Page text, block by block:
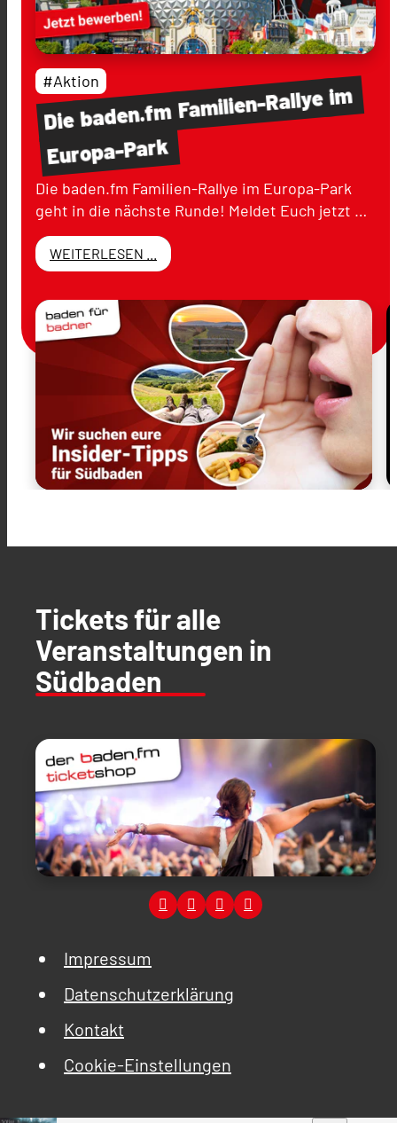
Diebaden.fmFamilien-Rallyeim
Europa-Park
#Aktion
Die baden.fm Familien-Rallye im Europa-Park
geht in die nächste Runde! Meldet Euch jetzt …
WEITERLESEN ...
Tickets für alle
Veranstaltungen in
Südbaden
Impressum
Datenschutzerklärung
Kontakt
Cookie-Einstellungen